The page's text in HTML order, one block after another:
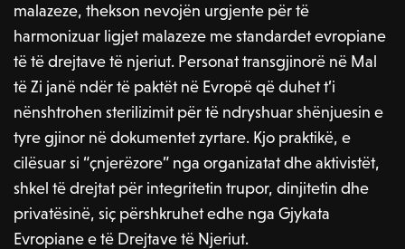
malazeze, thekson nevojën urgjente për të
harmonizuar ligjet malazeze me standardet evropiane
të të drejtave të njeriut. Personat transgjinorë në Mal
të Zi janë ndër të paktët në Evropë që duhet t’i
nënshtrohen sterilizimit për të ndryshuar shënjuesin e
tyre gjinor në dokumentet zyrtare. Kjo praktikë, e
cilësuar si “çnjerëzore” nga organizatat dhe aktivistët,
shkel të drejtat për integritetin trupor, dinjitetin dhe
privatësinë, siç përshkruhet edhe nga Gjykata
Evropiane e të Drejtave të Njeriut.